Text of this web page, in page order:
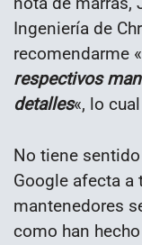
Ingeniería de
recomendarme «
respectivos
detalles«, lo
No tiene
Google afecta a
mantenedores
como han